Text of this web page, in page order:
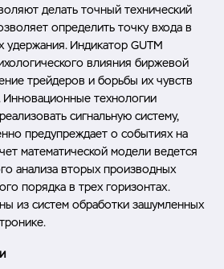
делать точный технический
определить точку входа в
удержания. Индикатор GUTM
влияния биржевой
трейдеров и борьбы их чувств
Инновационные технологии
сигнальную систему,
предупреждает о событиях на
математической модели ведется
анализа вторых производных
порядка в трех горизонтах.
из систем обработки зашумленных